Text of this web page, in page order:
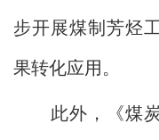
步开展煤制芳烃
果转化应用。
此外，《煤炭